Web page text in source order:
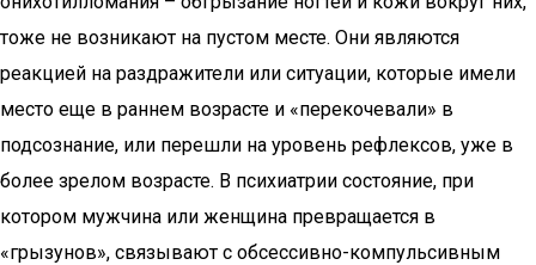
тоже не возникают на пустом месте. Они являются
реакцией на раздражители или ситуации, которые имели
место еще в раннем возрасте и «перекочевали» в
подсознание, или перешли на уровень рефлексов, уже в
более зрелом возрасте. В психиатрии состояние, при
котором мужчина или женщина превращается в
«грызунов», связывают с обсессивно-компульсивным